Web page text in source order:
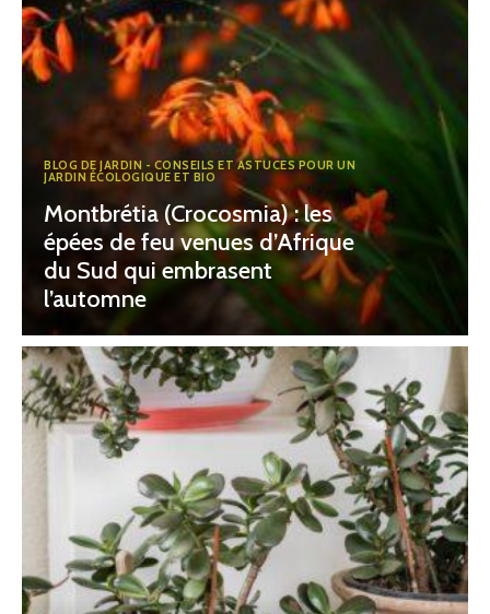
BLOG DE JARDIN - CONSEILS ET ASTUCES POUR UN
JARDIN ÉCOLOGIQUE ET BIO
Montbrétia (Crocosmia) : les
épées de feu venues d’Afrique
du Sud qui embrasent
l’automne